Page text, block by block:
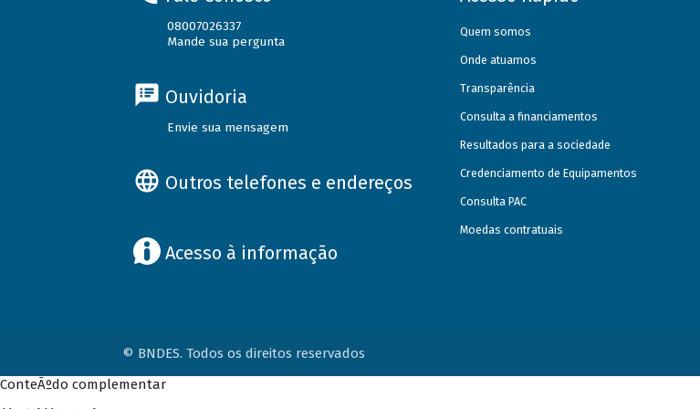
08007026337
Mande sua pergunta
Ouvidoria
Envie sua mensagem
Outros telefones e endereços
Acesso à informação
Quem somos
Onde atuamos
Transparência
Consulta a financiamentos
Resultados para a sociedade
Credenciamento de Equipamentos
Consulta PAC
Moedas contratuais
© BNDES. Todos os direitos reservados
ConteÃºdo complementar